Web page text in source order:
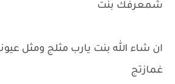
شمعرفك بنت
ان شاء الله بنت يارب مثلج ومثل
غمازتج